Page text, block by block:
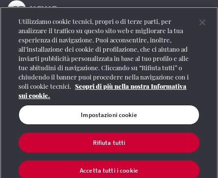
La testata online del Gruppo FS Italiane
Social
Se vuoi contattarci o avere altre informazioni
CONTATTI
Registrazione Tribunale di Roma n° 204/2009
| |Credits | Protezione dei dati personali
Partita
Iva 06359501001
Utilizziamo cookie tecnici, propri o di terze parti, per
analizzare il traffico su questo sito web e migliorare la tua
esperienza di navigazione. Puoi acconsentire, inoltre,
all’installazione dei cookie di profilazione, che ci aiutano ad
inviarti pubblicità personalizzata in base al tuo profilo e alle
tue abitudini di navigazione. Cliccando su “Rifiuta tutti” o
chiudendo il banner puoi procedere nella navigazione con i
soli cookie tecnici. Scopri di più nella nostra Informativa
sui cookie.
Impostazioni cookie
Rifiuta tutti
Accetta tutti i cookie